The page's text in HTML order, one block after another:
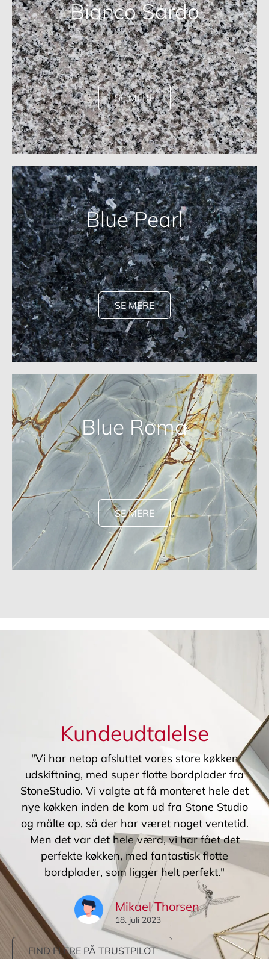
Bianco Sardo
SE MERE
Blue Pearl
SE MERE
Blue Roma
SE MERE
Kundeudtalelse
"Vi har netop afsluttet vores store køkken
udskiftning, med super flotte bordplader fra
StoneStudio. Vi valgte at få monteret hele det
nye køkken inden de kom ud fra Stone Studio
og målte op, så der har været noget ventetid.
Men det var det hele værd, vi har fået det
perfekte køkken, med fantastisk flotte
bordplader, som ligger helt perfekt."
Mikael Thorsen
18. juli 2023
FIND FLERE PÅ TRUSTPILOT